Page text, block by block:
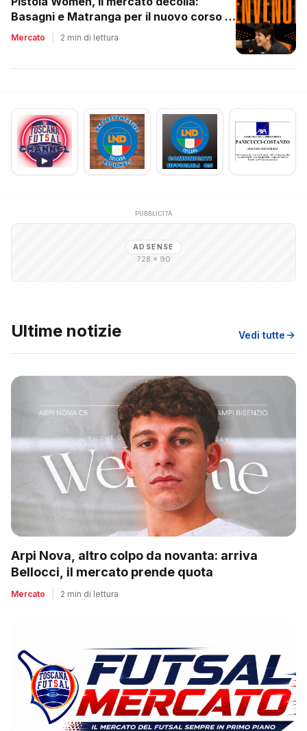
Basagni e Matranga per il nuovo corso di
Nico Lami
Mercato 2 min di lettura
PUBBLICITÀ
ADSENSE
728 × 90
Ultime notizie Vedi tutte
Arpi Nova, altro colpo da novanta: arriva
Bellocci, il mercato prende quota
Mercato 2 min di lettura